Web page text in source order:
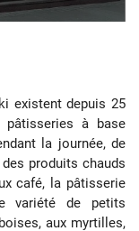
existent depuis 25
à base
la journée, de
produits chauds
café, la pâtisserie
variété de petits
aux myrtilles,